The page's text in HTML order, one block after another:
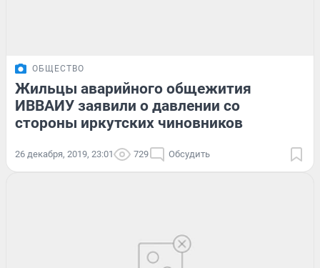
ОБЩЕСТВО
Жильцы аварийного общежития
ИВВАИУ заявили о давлении со
стороны иркутских чиновников
26 декабря, 2019, 23:01 729 Обсудить